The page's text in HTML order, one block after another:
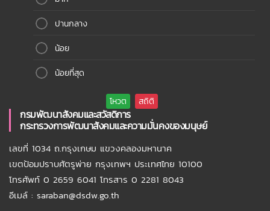
ปานกลาง
น้อย
น้อยที่สุด
กรมพัฒนาสังคมและสวัสดิการ
กระทรวงการพัฒนาสังคมและความมั่นคงของมนุษย์
เลขที่ 1034 ถ.กรุงเกษม แขวงคลองมหานาค
เขตป้อมปราบศัตรูพ่าย กรุงเทพฯ ประเทศไทย 10100
โทรศัพท์ 0 2659 6041 โทรสาร 0 2281 8043
อีเมล์ : saraban@dsdw.go.th